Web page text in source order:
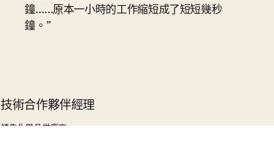
鐘……原本一小時的工作縮短成了短短幾秒
鐘。
技術合作夥伴經理
領先化學品供應商